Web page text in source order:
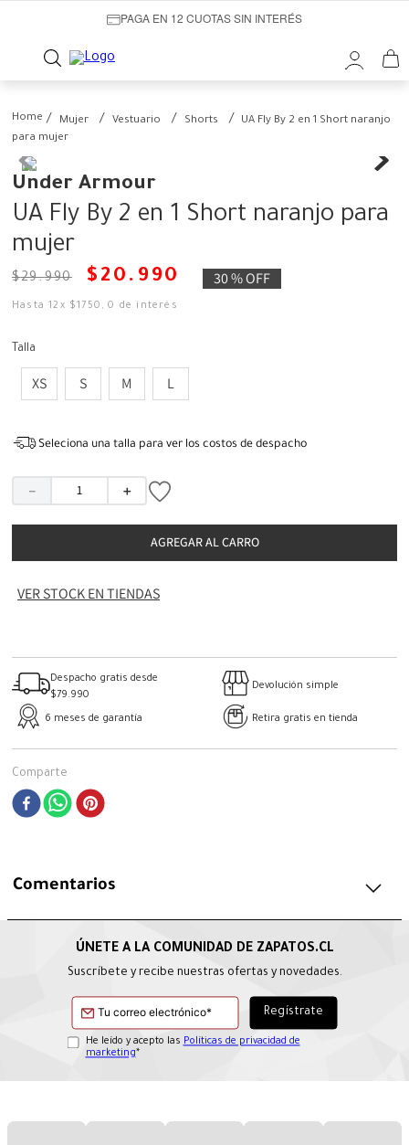
PAGA EN 12 CUOTAS SIN INTERÉS
Mujer Vestuario Shorts
UA Fly By 2 en 1 Short naranjo
para mujer
Under Armour
UA Fly By 2 en 1 Short naranjo para
mujer
$29.990 $ 20 . 990 30 %OFF
Hasta12 x $1750 ,0 de interés
Talla
XS S M L
Seleciona una talla para ver los costos de despacho
＋
－
AGREGAR AL CARRO
VER STOCK EN TIENDAS
Despacho gratis desde
$79.990
Devolución simple
6 meses de garantía Retira gratis en tienda
Comparte
Comentarios
Suscríbete y recibe nuestras ofertas y novedades.
He leído y acepto las Políticas de privacidad de
marketing*